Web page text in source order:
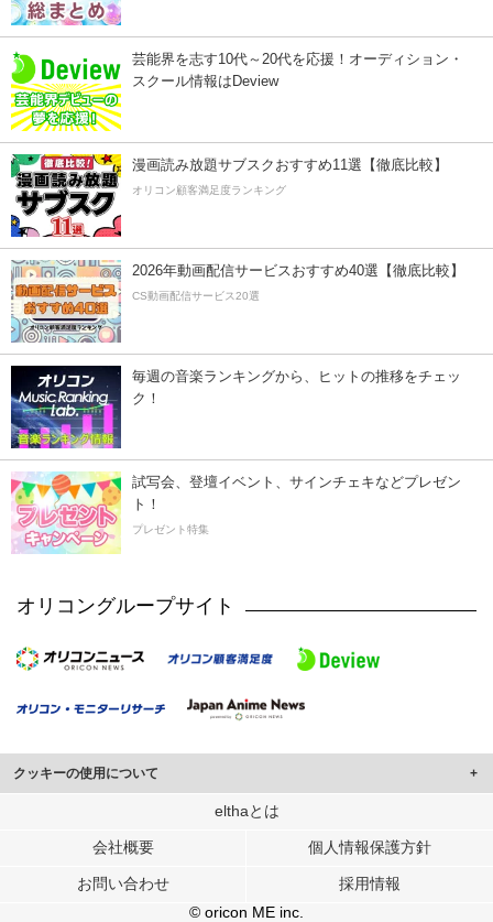
芸能界を志す10代～20代を応援！オーディション・
スクール情報はDeview
漫画読み放題サブスクおすすめ11選【徹底比較】
オリコン顧客満足度ランキング
2026年動画配信サービスおすすめ40選【徹底比較】
CS動画配信サービス20選
毎週の音楽ランキングから、ヒットの推移をチェッ
ク！
試写会、登壇イベント、サインチェキなどプレゼン
ト！
プレゼント特集
オリコングループサイト
クッキーの使用について
このサイトでは Cookie を使用して、ユーザーに合わせたコンテンツや広告の
行っています。
メディアや広告配信、データ解析の各パートナーに提供しています。
各パートナーは、この情報とユーザーが各パートナーに提供した他の情報や、
elthaとは
会社概要 個人情報保護方針
お問い合わせ
採用情報
© oricon ME inc.